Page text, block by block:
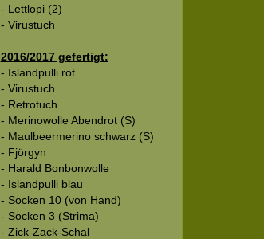
- Lettlopi (2)
- Virustuch
2016/2017 gefertigt:
- Islandpulli rot
- Virustuch
- Retrotuch
- Merinowolle Abendrot (S)
- Maulbeermerino schwarz (S)
- Fjörgyn
- Harald Bonbonwolle
- Islandpulli blau
- Socken 10 (von Hand)
- Socken 3 (Strima)
- Zick-Zack-Schal